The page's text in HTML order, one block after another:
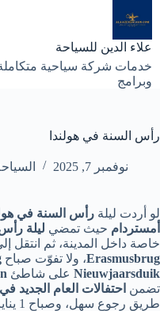
إلى
المحتوى
علاء الدين للسياحة
خدمات شركة سياحية
وبرامج
رأس السنة في هولندا
نوفمبر 7, 2025
لو أردت ليلة رأس السنة في هولندا
أمستردام حيث تمضي ليلة
خاصة داخل المدينة، ثم انتقل
Erasmusbrug، ولا تفوّت صباح
Nieuwjaarsduik على شاطئ
تضمن احتفالات العام الجديد في
طريق رجوع سهل، وصباح 1 يناير خفيف ومبهج.